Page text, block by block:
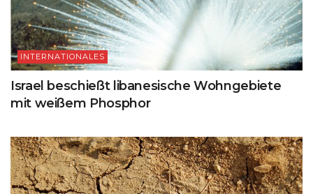
INTERNATIONALES
Israel beschießt libanesische Wohngebiete
mit weißem Phosphor